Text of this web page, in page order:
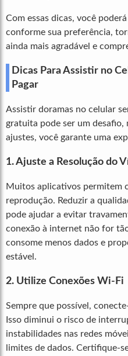
Com essas dicas, você
conforme sua preferência,
ainda mais agradável e
Dicas Para Assistir no
Pagar
Assistir doramas no celular
gratuita pode ser um desafio,
ajustes, você garante uma
1. Ajuste a Resolução do
Muitos aplicativos permitem
reprodução. Reduzir a
pode ajudar a evitar
conexão à internet não for
consome menos dados e
estável.
2. Utilize Conexões Wi-Fi
Sempre que possível,
Isso diminui o risco de
instabilidades nas redes
limites de dados. Certifique-